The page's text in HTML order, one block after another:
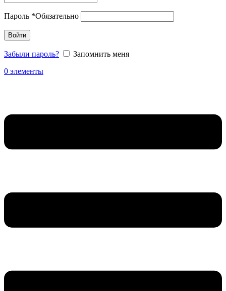
Пароль *Обязательно
Войти
Забыли пароль?
Запомнить меня
0 элементы